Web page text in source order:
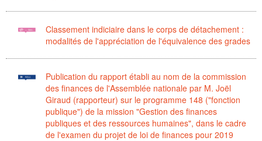
Classement indiciaire dans le corps de détachement :
modalités de l'appréciation de l'équivalence des grades
Publication du rapport établi au nom de la commission
des finances de l'Assemblée nationale par M. Joël
Giraud (rapporteur) sur le programme 148 ("fonction
publique") de la mission "Gestion des finances
publiques et des ressources humaines", dans le cadre
de l'examen du projet de loi de finances pour 2019